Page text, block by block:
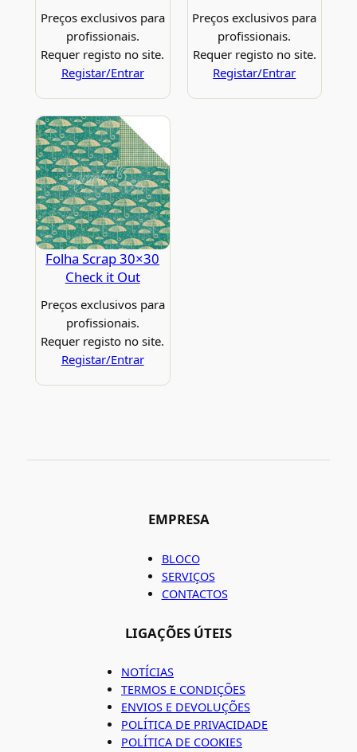
Preços exclusivos para
profissionais.
Requer registo no site.
Registar/Entrar
Preços exclusivos para
profissionais.
Requer registo no site.
Registar/Entrar
Folha Scrap 30×30
Check it Out
Preços exclusivos para
profissionais.
Requer registo no site.
Registar/Entrar
EMPRESA
BLOCO
SERVIÇOS
CONTACTOS
LIGAÇÕES ÚTEIS
NOTÍCIAS
TERMOS E CONDIÇÕES
ENVIOS E DEVOLUÇÕES
POLÍTICA DE PRIVACIDADE
POLÍTICA DE COOKIES